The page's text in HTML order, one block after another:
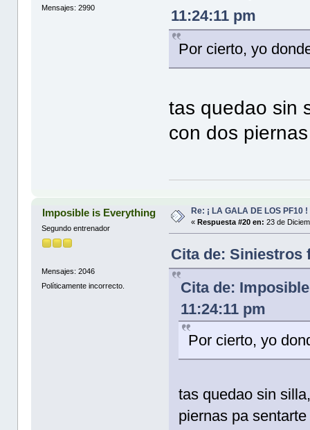
Mensajes: 2990
11:24:11 pm
Por cierto, yo
tas quedao sin
con dos
Imposible is Everything
Segundo entrenador
Mensajes: 2046
Políticamente incorrecto.
Re: ¡ LA GALA DE LOS PF10 !
« Respuesta #20 en: 23 de
Cita de: Siniestros
Cita de:
11:24:11 pm
Por cierto, yo
tas quedao sin
piernas pa sentarte